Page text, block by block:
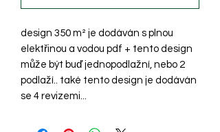
design 350 m² je dodáván s plnou
elektřinou a vodou pdf + tento design
může být buď jednopodlažní, nebo 2
podlaží.. také tento design je dodáván
se 4 revizemi...